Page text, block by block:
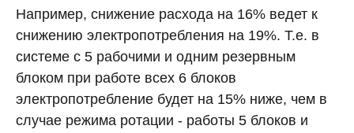
Например, снижение расхода на 16% ведет к
снижению электропотребления на 19%. Т.е. в
системе с 5 рабочими и одним резервным
блоком при работе всех 6 блоков
электропотребление будет на 15% ниже, чем в
случае режима ротации - работы 5 блоков и